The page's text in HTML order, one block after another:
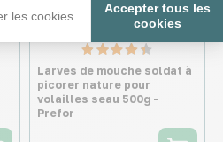
les cookies
Accepter tous les
cookies
Larves de mouche soldat à
picorer nature pour
volailles seau 500g -
Prefor